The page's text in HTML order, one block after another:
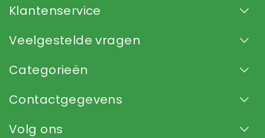
Klantenservice
Veelgestelde vragen
Categorieën
Contactgegevens
Volg ons